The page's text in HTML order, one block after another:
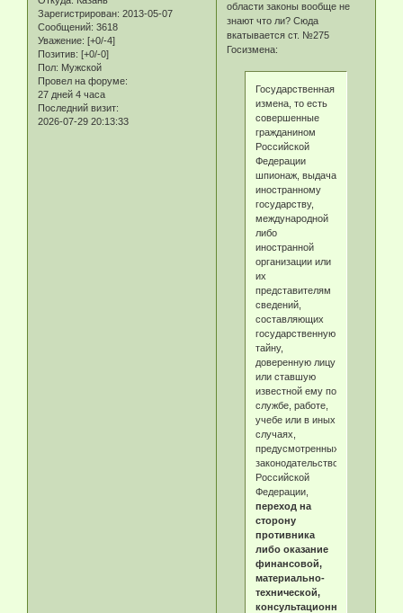
Зарегистрирован: 2013-05-07
Сообщений: 3618
Уважение: [+0/-4]
Позитив: [+0/-0]
Пол: Мужской
Провел на форуме:
27 дней 4 часа
Последний визит:
2026-07-29 20:13:33
области законы вообще не
знают что ли? Сюда
вкатывается ст. №275
Госизмена:
Государственная
измена, то есть
совершенные
гражданином
Российской
Федерации
шпионаж, выдача
иностранному
государству,
международной
либо
иностранной
организации или
их
представителям
сведений,
составляющих
государственную
тайну,
доверенную лицу
или ставшую
известной ему по
службе, работе,
учебе или в иных
случаях,
предусмотренных
законодательством
Российской
Федерации,
переход на
сторону
противника
либо оказание
финансовой,
материально-
технической,
консультационной